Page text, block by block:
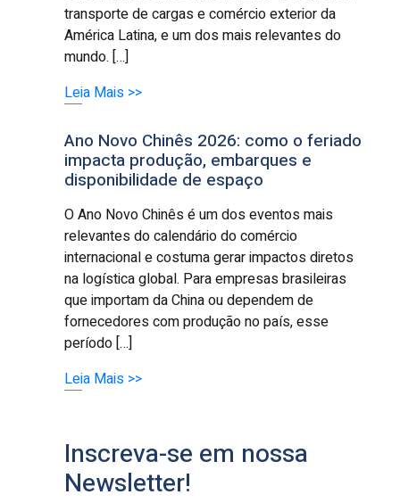
transporte de cargas e comércio exterior da
América Latina, e um dos mais relevantes do
mundo. […]
Leia Mais >>
Ano Novo Chinês 2026: como o feriado
impacta produção, embarques e
disponibilidade de espaço
O Ano Novo Chinês é um dos eventos mais
relevantes do calendário do comércio
internacional e costuma gerar impactos diretos
na logística global. Para empresas brasileiras
que importam da China ou dependem de
fornecedores com produção no país, esse
período […]
Leia Mais >>
Inscreva-se em nossa
Newsletter!